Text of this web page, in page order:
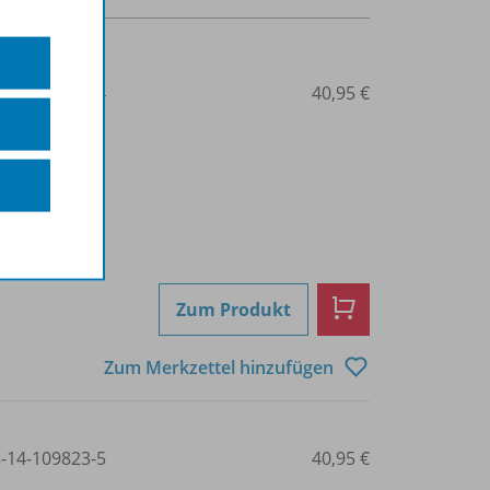
14-109820-4 40,95 €
Zum Produkt
Zum Merkzettel hinzufügen
14-109823-5 40,95 €